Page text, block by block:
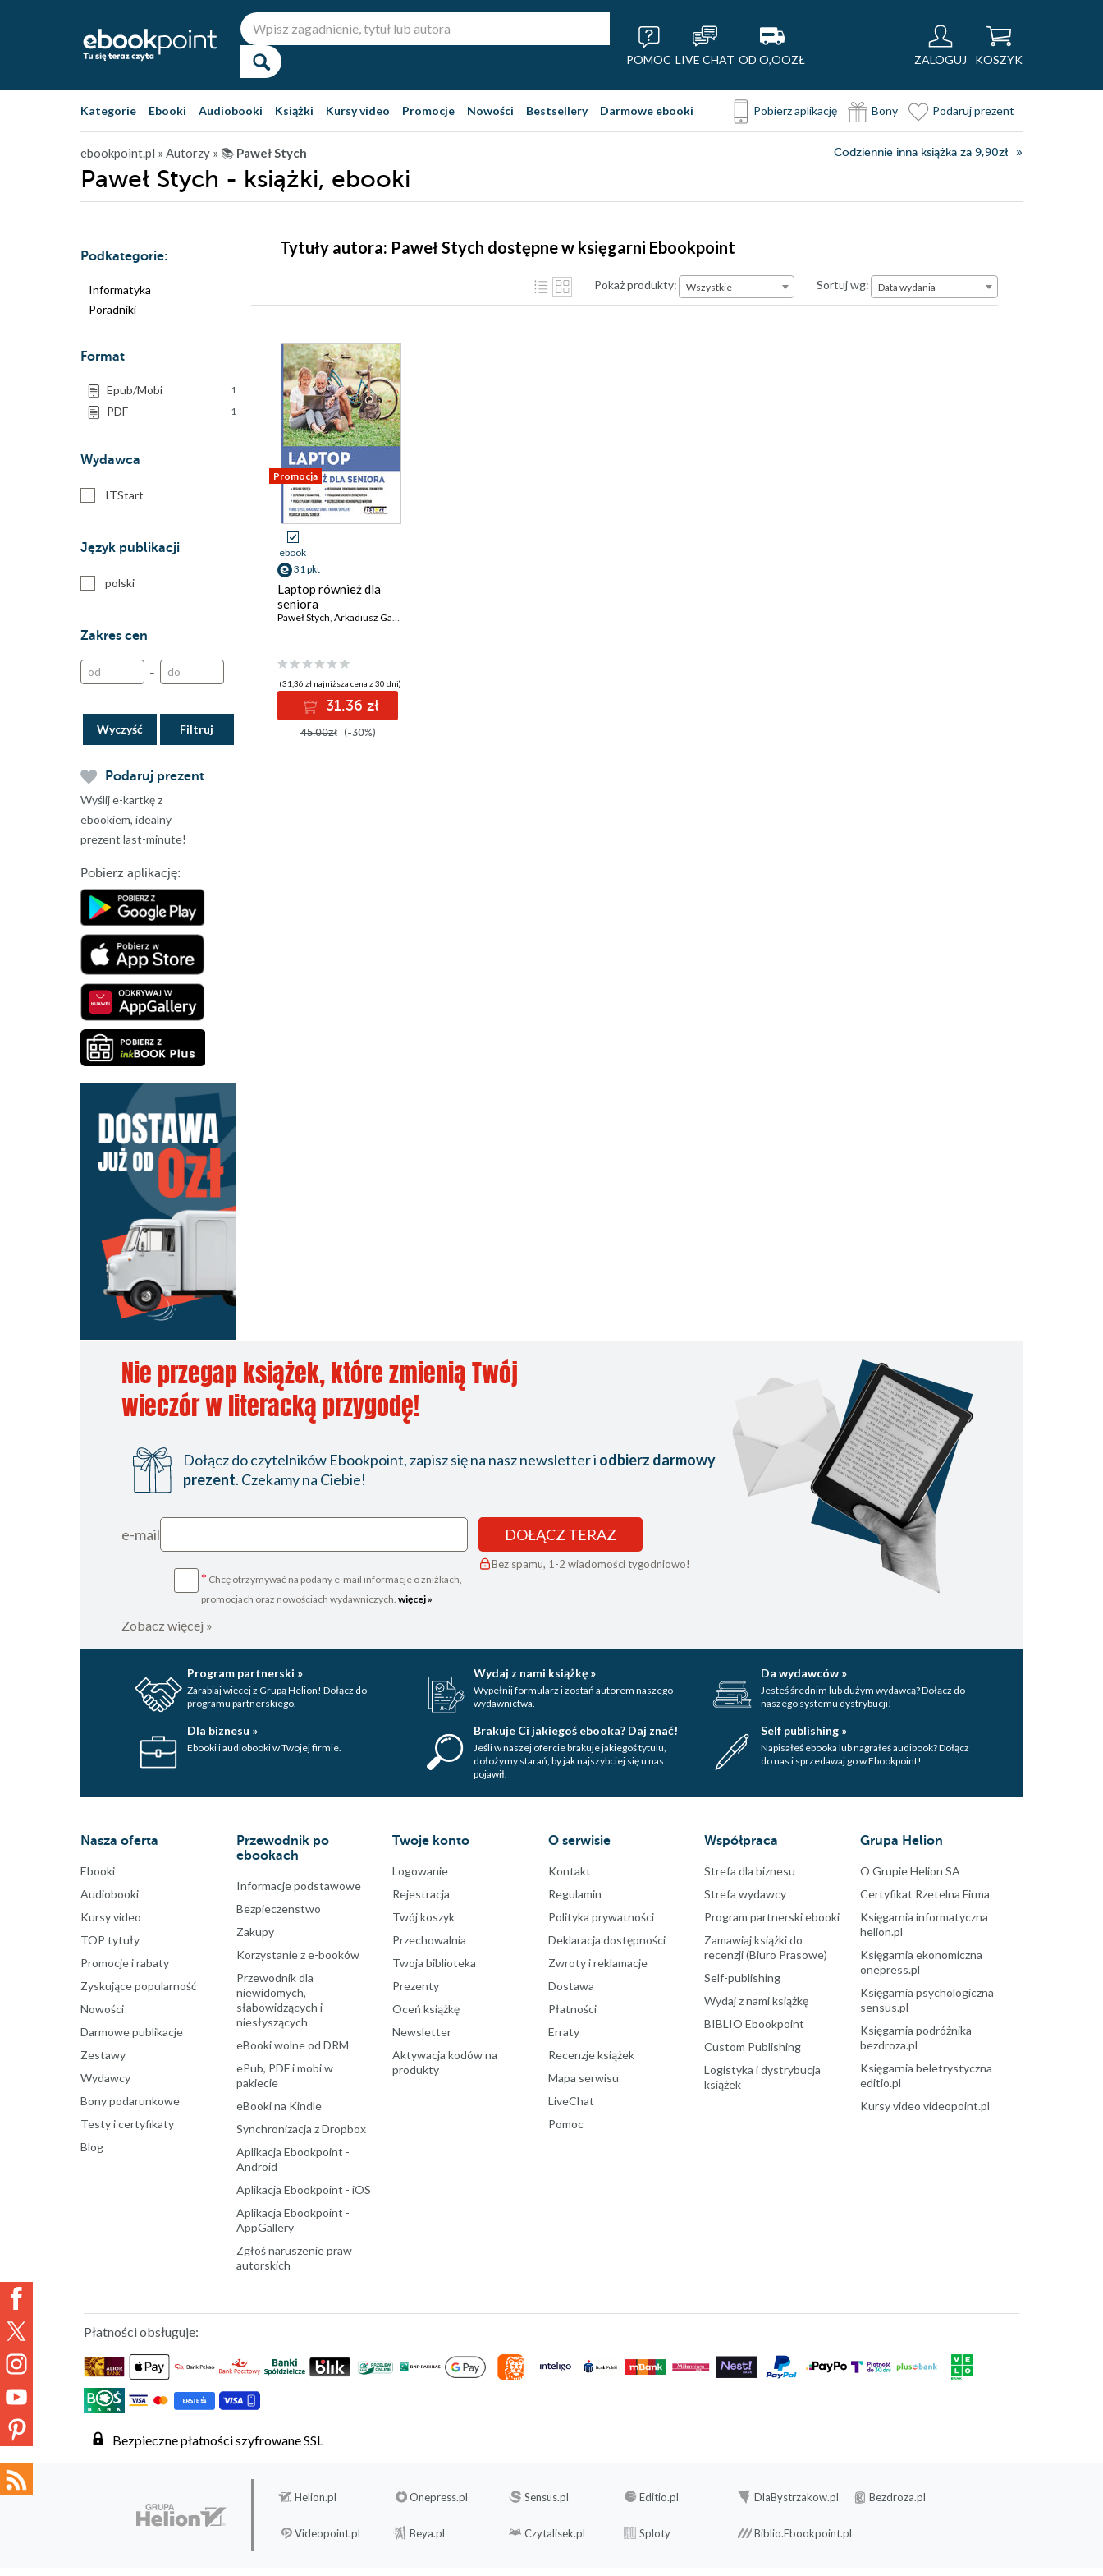
POMOC LIVE CHAT OD O,OOZŁ ZALOGUJ KOSZYK
Kategorie Ebooki Audiobooki Książki Kursy video Promocje Nowości Bestsellery Darmowe ebooki Pobierz aplikację Bony Podaruj prezent
ebookpoint.pl » Autorzy » 📚 Paweł Stych Codziennie inna książka za 9,90zł
Paweł Stych - książki, ebooki
Podkategorie:
Informatyka
Poradniki
Format
Epub/Mobi 1
PDF 1
Wydawca
ITStart
Język publikacji
polski
Zakres cen
–
Wyczyść
Podaruj prezent
Wyślij e-kartkę z
ebookiem, idealny
prezent last-minute!
Pobierz aplikację:
Tytuły autora: Paweł Stych dostępne w księgarni Ebookpoint
Pokaż produkty: Wszystkie Sortuj wg:Data wydania
Data wydania
Promocja
ebook
31 pkt
Laptop również dla
seniora
Paweł Stych, Arkadiusz Gaweł
(31,36 zł najniższa cena z 30 dni)
31.36 zł
45.00zł (-30%)
Nie przegap książek, które zmienią Twój
wieczór w literacką przygodę!
Dołącz do czytelników Ebookpoint, zapisz się na nasz newsletter i odbierz darmowy
prezent. Czekamy na Ciebie!
e-mail
* Chcę otrzymywać na podany e-mail informacje o zniżkach,
promocjach oraz nowościach wydawniczych. więcej »
DOŁĄCZ TERAZ
Bez spamu, 1-2 wiadomości tygodniowo!
Zobacz więcej »
Program partnerski »
Zarabiaj więcej z Grupą Helion! Dołącz do
programu partnerskiego.
Wydaj z nami książkę »
Wypełnij formularz i zostań autorem naszego
wydawnictwa.
Da wydawców »
Jesteś średnim lub dużym wydawcą? Dołącz do
naszego systemu dystrybucji!
Dla biznesu »
Ebooki i audiobooki w Twojej firmie.
Brakuje Ci jakiegoś ebooka? Daj znać!
Jeśli w naszej ofercie brakuje jakiegoś tytulu,
dołożymy starań, by jak najszybciej się u nas
pojawił.
Self publishing »
Napisałeś ebooka lub nagrałeś audibook? Dołącz
do nas i sprzedawaj go w Ebookpoint!
Nasza oferta
Ebooki
Audiobooki
Kursy video
TOP tytuły
Promocje i rabaty
Zyskujące popularność
Nowości
Darmowe publikacje
Zestawy
Wydawcy
Bony podarunkowe
Testy i certyfikaty
Blog
Przewodnik po
ebookach
Informacje podstawowe
Bezpieczenstwo
Zakupy
Korzystanie z e-booków
Przewodnik dla
niewidomych,
słabowidzących i
niesłyszących
eBooki wolne od DRM
ePub, PDF i mobi w
pakiecie
eBooki na Kindle
Synchronizacja z Dropbox
Aplikacja Ebookpoint -
Android
Aplikacja Ebookpoint - iOS
Aplikacja Ebookpoint -
AppGallery
Zgłoś naruszenie praw
autorskich
Twoje konto
Logowanie
Rejestracja
Twój koszyk
Przechowalnia
Twoja biblioteka
Prezenty
Oceń książkę
Newsletter
Aktywacja kodów na
produkty
O serwisie
Kontakt
Regulamin
Polityka prywatności
Deklaracja dostępności
Zwroty i reklamacje
Dostawa
Płatności
Erraty
Recenzje książek
Mapa serwisu
LiveChat
Pomoc
Współpraca
Strefa dla biznesu
Strefa wydawcy
Program partnerski ebooki
Zamawiaj książki do
recenzji (Biuro Prasowe)
Self-publishing
Wydaj z nami książkę
BIBLIO Ebookpoint
Custom Publishing
Logistyka i dystrybucja
książek
Grupa Helion
O Grupie Helion SA
Certyfikat Rzetelna Firma
Księgarnia informatyczna
helion.pl
Księgarnia ekonomiczna
onepress.pl
Księgarnia psychologiczna
sensus.pl
Księgarnia podróżnika
bezdroza.pl
Księgarnia beletrystyczna
editio.pl
Kursy video videopoint.pl
Płatności obsługuje:
Bezpieczne płatności szyfrowane SSL
Helion.pl Onepress.pl Sensus.pl Editio.pl DlaBystrzakow.pl Bezdroza.pl
Videopoint.pl Beya.pl Czytalisek.pl Sploty Biblio.Ebookpoint.pl